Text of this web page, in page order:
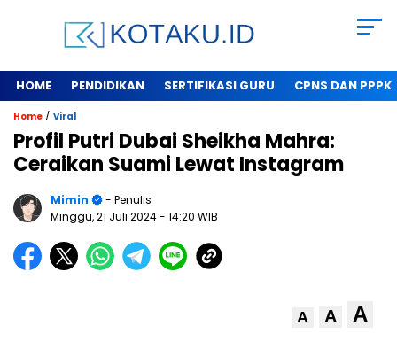
HOME PENDIDIKAN SERTIFIKASI GURU CPNS DAN PPPK
Home / Viral
Profil Putri Dubai Sheikha Mahra:
Ceraikan Suami Lewat Instagram
Mimin
- Penulis
Minggu, 21 Juli 2024- 14:20 WIB
A A A